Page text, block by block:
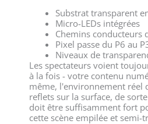
Substrat transparent
Micro-LEDs intégrées
Chemins conducteurs
Pixel passe du P6 au
Niveaux de
Les spectateurs voient
à la fois - votre contenu
même, l'environnement réel
reflets sur la surface, de
doit être suffisamment fort
cette scène empilée et semi-